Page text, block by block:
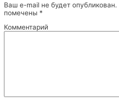
Ваш e-mail не будет опубликован.
помечены *
Комментарий